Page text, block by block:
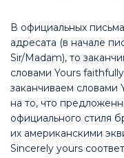
В официальных
адресата (в начале
Sir/Madam), то
словами Yours
заканчиваем словами
на то, что
официального стиля
их американскими
Sincerely yours